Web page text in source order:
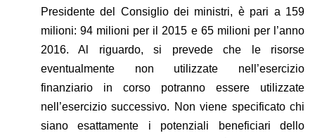
Presidente del Consiglio dei ministri, è pari a 159
milioni: 94 milioni per il 2015 e 65 milioni per l’anno
2016. Al riguardo, si prevede che le risorse
eventualmente non utilizzate nell’esercizio
finanziario in corso potranno essere utilizzate
nell’esercizio successivo. Non viene specificato chi
siano esattamente i potenziali beneficiari dello